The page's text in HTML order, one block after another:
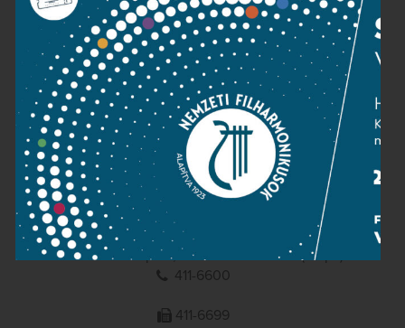
Adatvédelem
Impresszum
NEMZETI
FILHARMONIKUSOK
1095 Budapest, Komor Marcell u. 1. (Müpa)
411-6600
411-6699